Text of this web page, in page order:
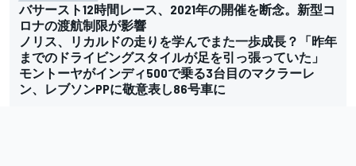
バサースト12時間レース、2021年の開催を断念。新型コ
ロナの渡航制限が影響
ノリス、リカルドの走りを学んでまた一歩成長？「昨年
までのドライビングスタイルが足を引っ張っていた」
モントーヤがインディ500で乗る3台目のマクラーレ
ン、レブソンPPに敬意表し86号車に